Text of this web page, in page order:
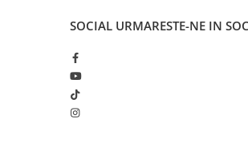
SOCIAL URMARESTE-NE IN